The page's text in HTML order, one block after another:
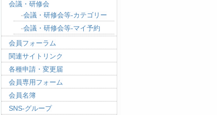
会議・研修会
会議・研修会等-カテゴリー
会議・研修会等-マイ予約
会員フォーラム
関連サイトリンク
各種申請・変更届
会員専用フォーム
会員名簿
SNS-グループ